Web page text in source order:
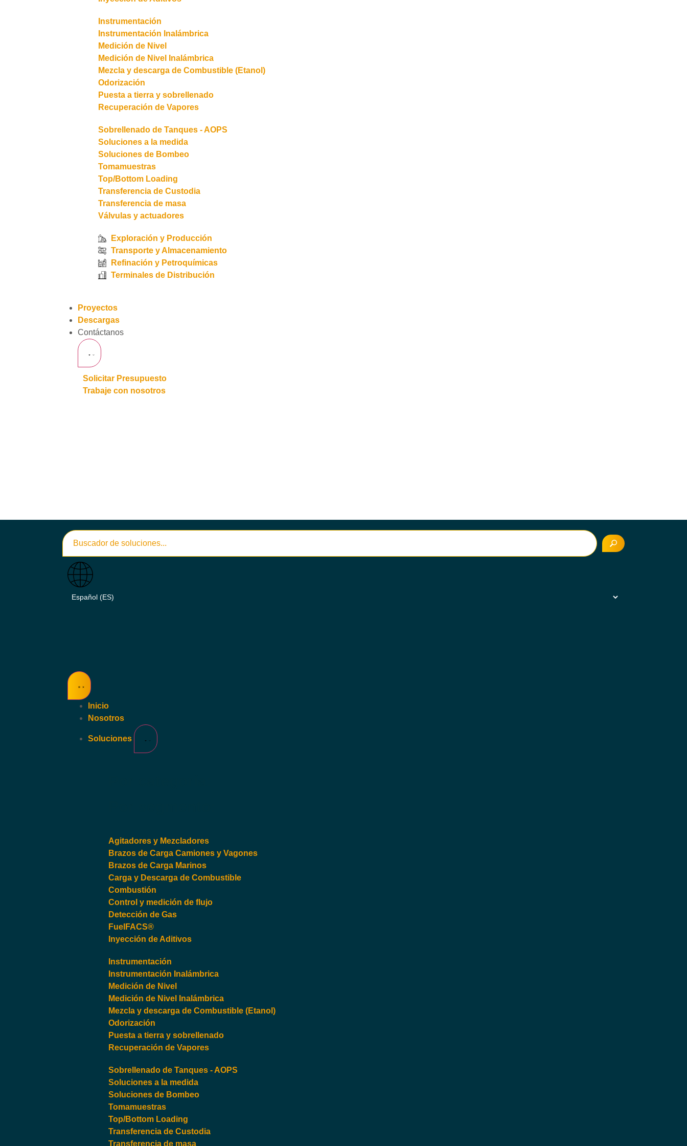
Instrumentación
Instrumentación Inalámbrica
Medición de Nivel
Medición de Nivel Inalámbrica
Mezcla y descarga de Combustible (Etanol)
Odorización
Puesta a tierra y sobrellenado
Recuperación de Vapores
Sobrellenado de Tanques - AOPS
Soluciones a la medida
Soluciones de Bombeo
Tomamuestras
Top/Bottom Loading
Transferencia de Custodia
Transferencia de masa
Válvulas y actuadores
Exploración y Producción
Transporte y Almacenamiento
Refinación y Petroquímicas
Terminales de Distribución
Proyectos
Descargas
Contáctanos
Solicitar Presupuesto
Trabaje con nosotros
Inicio
Nosotros
Soluciones
Agitadores y Mezcladores
Brazos de Carga Camiones y Vagones
Brazos de Carga Marinos
Carga y Descarga de Combustible
Combustión
Control y medición de flujo
Detección de Gas
FuelFACS®
Inyección de Aditivos
Instrumentación
Instrumentación Inalámbrica
Medición de Nivel
Medición de Nivel Inalámbrica
Mezcla y descarga de Combustible (Etanol)
Odorización
Puesta a tierra y sobrellenado
Recuperación de Vapores
Sobrellenado de Tanques - AOPS
Soluciones a la medida
Soluciones de Bombeo
Tomamuestras
Top/Bottom Loading
Transferencia de Custodia
Transferencia de masa